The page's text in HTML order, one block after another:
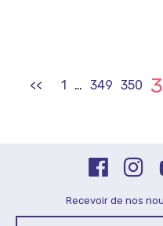
<< 1 … 349 350
Recevoir de nos